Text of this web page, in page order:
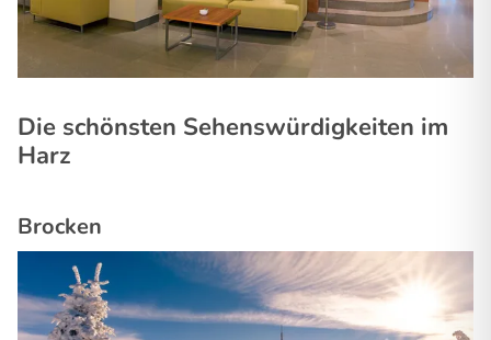
Die schönsten Sehenswürdigkeiten im
Harz
Brocken